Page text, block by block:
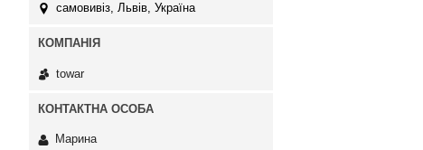
самовивіз, Львів, Україна
towar
Марина